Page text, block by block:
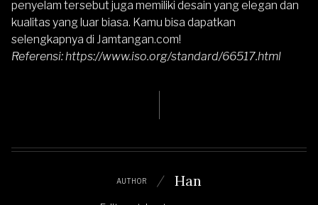
penyelam tersebut juga memiliki desain yang elegan dan
kualitas yang luar biasa. Kamu bisa dapatkan
selengkapnya di Jamtangan.com!
Referensi: https://www.iso.org/standard/66517.html
AUTHOR Han